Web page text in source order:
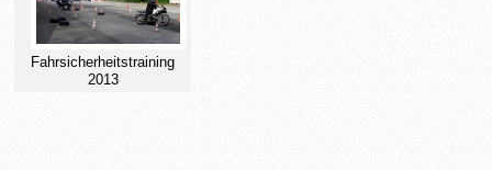
Fahrsicherheitstraining
2013